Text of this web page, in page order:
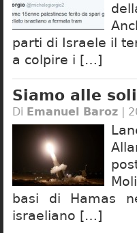
parti di Israele il
a colpire i […]
Siamo alle
Di Emanuel Baroz |
basi di Hamas
israeliano […]